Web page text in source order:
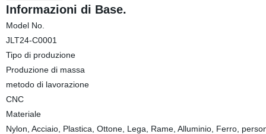
Informazioni di Base.
Model No.
JLT24-C0001
Tipo di produzione
Produzione di massa
metodo di lavorazione
CNC
Materiale
Nylon, Acciaio, Plastica, Ottone, Lega, Rame, Alluminio, Ferro,